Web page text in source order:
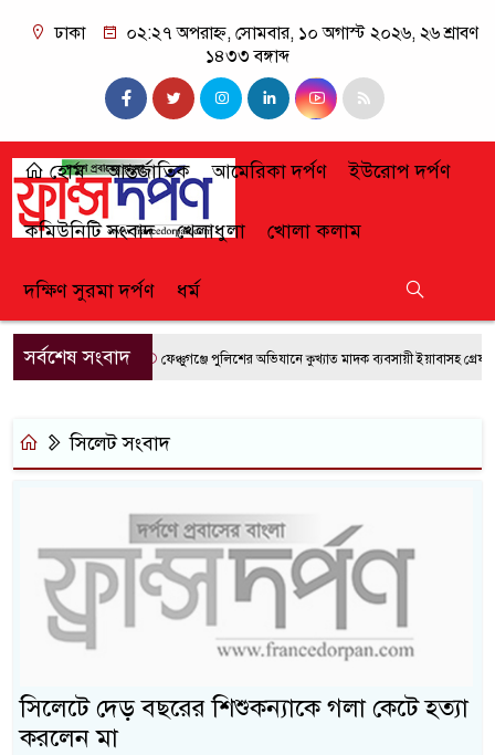
ঢাকা
০২:২৭ অপরাহ্ন, সোমবার, ১০ অগাস্ট ২০২৬, ২৬ শ্রাবণ
১৪৩৩ বঙ্গাব্দ
হোম আন্তর্জাতিক আমেরিকা দর্পণ ইউরোপ দর্পণ
কমিউনিটি সংবাদ খেলাধুলা খোলা কলাম
দক্ষিণ সুরমা দর্পণ ধর্ম
সর্বশেষ সংবাদফেঞ্চুগঞ্জে পুলিশের অভিযানে কুখ্যাত মাদক ব্যবসায়ী ইয়াবাসহ গ্রেফতার
সিলেট সংবাদ
সিলেটে দেড় বছরের শিশুকন্যাকে গলা কেটে হত্যা
করলেন মা